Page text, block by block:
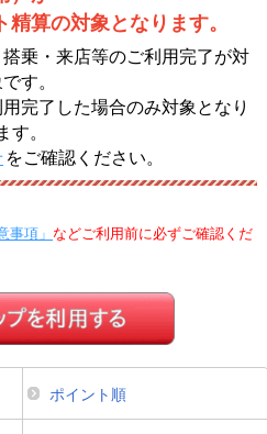
算の対象となります。
乗・来店等のご利用完了が対
す。
完了した場合のみ対象となり
す。
をご確認ください。
事項」 などご利用前に必ずご確認くだ
ポイント順